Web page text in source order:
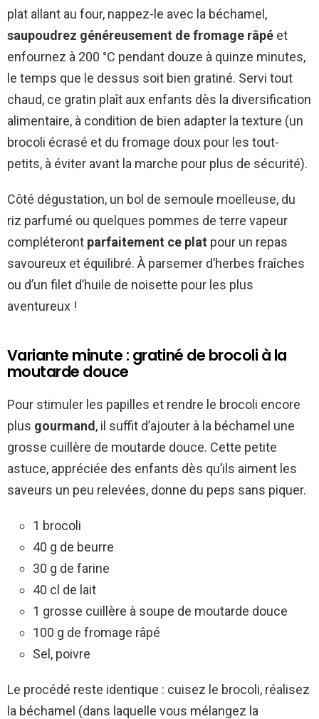
plat allant au four, nappez-le avec la béchamel,
saupoudrez généreusement de fromage râpé et
enfournez à 200 °C pendant douze à quinze minutes,
le temps que le dessus soit bien gratiné. Servi tout
chaud, ce gratin plaît aux enfants dès la diversification
alimentaire, à condition de bien adapter la texture (un
brocoli écrasé et du fromage doux pour les tout-
petits, à éviter avant la marche pour plus de sécurité).
Côté dégustation, un bol de semoule moelleuse, du
riz parfumé ou quelques pommes de terre vapeur
compléteront parfaitement ce plat pour un repas
savoureux et équilibré. À parsemer d’herbes fraîches
ou d’un filet d’huile de noisette pour les plus
aventureux !
Variante minute : gratiné de brocoli à la
moutarde douce
Pour stimuler les papilles et rendre le brocoli encore
plus gourmand, il suffit d’ajouter à la béchamel une
grosse cuillère de moutarde douce. Cette petite
astuce, appréciée des enfants dès qu’ils aiment les
saveurs un peu relevées, donne du peps sans piquer.
1 brocoli
40 g de beurre
30 g de farine
40 cl de lait
1 grosse cuillère à soupe de moutarde douce
100 g de fromage râpé
Sel, poivre
Le procédé reste identique : cuisez le brocoli, réalisez
la béchamel (dans laquelle vous mélangez la